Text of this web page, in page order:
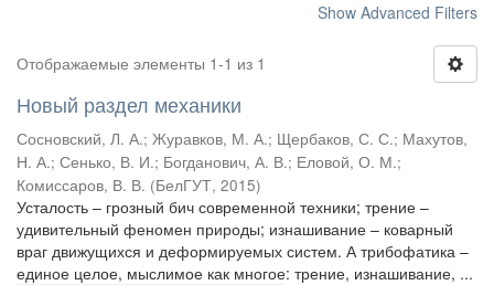
Show Advanced Filters
Отображаемые элементы 1-1 из 1
Новый раздел механики
Сосновский, Л. А.; Журавков, М. А.; Щербаков, С. С.; Махутов,
Н. А.; Сенько, В. И.; Богданович, А. В.; Еловой, О. М.;
Комиссаров, В. В. (БелГУТ, 2015)
Усталость – грозный бич современной техники; трение –
удивительный феномен природы; изнашивание – коварный
враг движущихся и деформируемых систем. А трибофатика –
единое целое, мыслимое как многое: трение, изнашивание, ...